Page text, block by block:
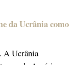
da Ucrânia como
A Ucrânia